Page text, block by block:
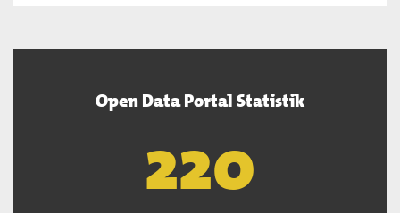
Open Data Portal Statistik
222